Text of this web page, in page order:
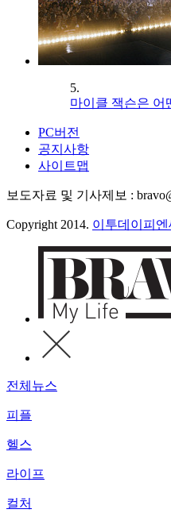
5.
마이클 잭슨은 어
PC버전
공지사항
사이트맵
보도자료 및 기사제보 :
Copyright 2014. 이투데이피엔
전체뉴스
피플
헬스
라이프
컬처